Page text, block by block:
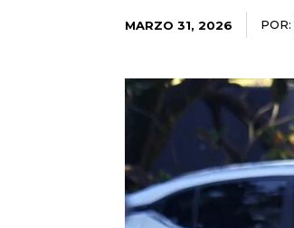
MARZO 31, 2026 POR: